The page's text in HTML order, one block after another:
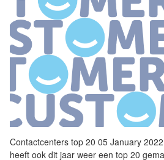
Contactcenters top 20 05 January
heeft ook dit jaar weer een top 20